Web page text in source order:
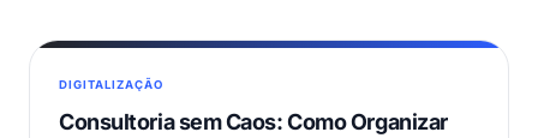
DIGITALIZAÇÃO
Consultoria sem Caos: Como Organizar